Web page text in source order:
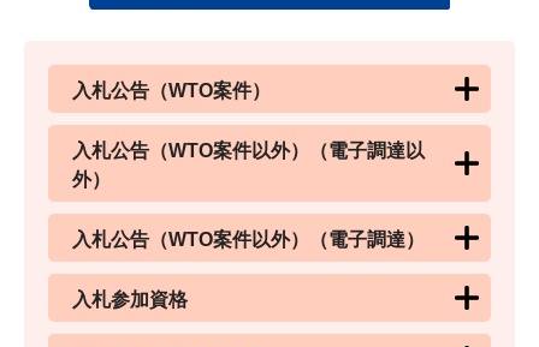
入札公告（WTO案件）
入札公告（WTO案件以外）（電子調達以
外）
入札公告（WTO案件以外）（電子調達）
入札参加資格